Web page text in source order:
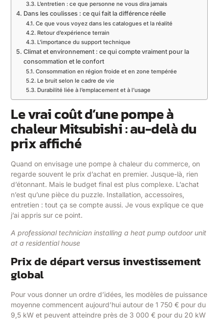
L’entretien : ce que personne ne vous dira jamais
Dans les coulisses : ce qui fait la différence réelle
Ce que vous voyez dans les catalogues et la réalité
Retour d’expérience terrain
L’importance du support technique
Climat et environnement : ce qui compte vraiment pour la
consommation et le confort
Consommation en région froide et en zone tempérée
Le bruit selon le cadre de vie
Durabilité liée à l’emplacement et à l’usage
Le vrai coût d’une pompe à
chaleur Mitsubishi : au-delà du
prix affiché
Quand on envisage une pompe à chaleur du commerce, on
regarde souvent le prix d’achat en premier. Jusque-là, rien
d’étonnant. Mais le budget final est plus complexe. L’achat
n’est qu’une pièce du puzzle. Installation, accessoires,
entretien : tout ça se compte aussi. Je vous explique ce que
j’ai appris sur ce point.
A professional technician installing a heat pump outdoor unit
at a residential house
Prix de départ versus investissement
global
Pour vous donner un ordre d’idées, les modèles de puissance
moyenne commencent aujourd’hui autour de 1 750 € pour du
9,5 kW et peuvent atteindre près de 3 000 € pour du 20 kW